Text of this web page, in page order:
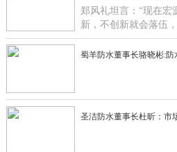
郑风礼坦言：“现在宏
新，不创新就会落伍
名，起码就是第二名
蜀羊防水董事长骆晓彬:防
圣洁防水董事长杜昕：市